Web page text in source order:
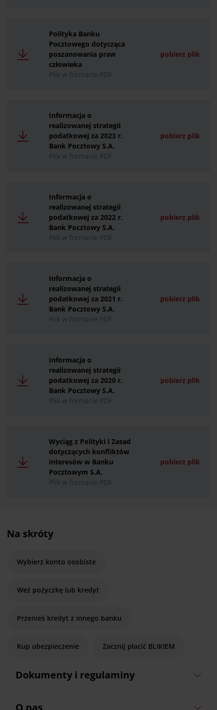
Polityka Banku
Pocztowego dotycząca
poszanowania praw
człowieka
Plik w formacie PDF
pobierz plik
Informacja o
realizowanej strategii
podatkowej za 2023 r.
Bank Pocztowy S.A.
Plik w formacie PDF
pobierz plik
Informacja o
realizowanej strategii
podatkowej za 2022 r.
Bank Pocztowy S.A.
Plik w formacie PDF
pobierz plik
Informacja o
realizowanej strategii
podatkowej za 2021 r.
Bank Pocztowy S.A.
Plik w formacie PDF
pobierz plik
Informacja o
realizowanej strategii
podatkowej za 2020 r.
Bank Pocztowy S.A.
Plik w formacie PDF
pobierz plik
Wyciąg z Polityki i Zasad
dotyczących konfliktów
interesów w Banku
Pocztowym S.A.
Plik w formacie PDF
pobierz plik
Na skróty
Wybierz konto osobiste
Weź pożyczkę lub kredyt
Przenieś kredyt z innego banku
Kup ubezpieczenie Zacznij płacić BLIKIEM
Dokumenty i regulaminy